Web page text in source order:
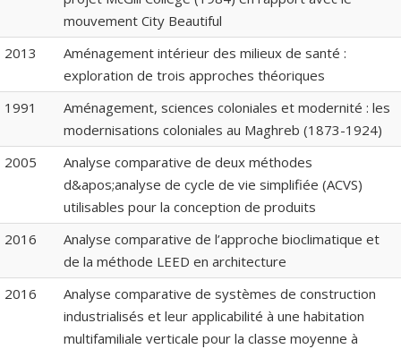
mouvement City Beautiful
2013
Aménagement intérieur des milieux de santé :
exploration de trois approches théoriques
1991
Aménagement, sciences coloniales et modernité : les
modernisations coloniales au Maghreb (1873-1924)
2005
Analyse comparative de deux méthodes
d&apos;analyse de cycle de vie simplifiée (ACVS)
utilisables pour la conception de produits
2016
Analyse comparative de l’approche bioclimatique et
de la méthode LEED en architecture
2016
Analyse comparative de systèmes de construction
industrialisés et leur applicabilité à une habitation
multifamiliale verticale pour la classe moyenne à